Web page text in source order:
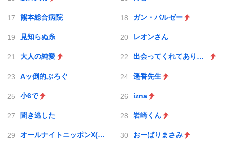
熊本総合病院 ガン・バルゼー
見知らぬ糸 レオンさん
大人の純愛 出会ってくれてありがとう
Aッ倒的ぶろぐ 遥香先生
小6で izna
聞き逃した 岩崎くん
オールナイトニッポンX(クロス) おーばりまさみ